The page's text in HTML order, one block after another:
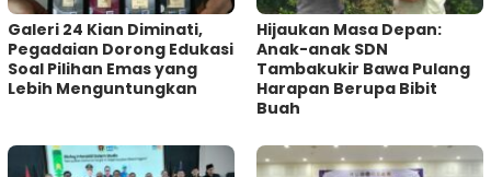
Galeri 24 Kian Diminati,
Pegadaian Dorong Edukasi
Soal Pilihan Emas yang
Lebih Menguntungkan
Hijaukan Masa Depan:
Anak-anak SDN
Tambakukir Bawa Pulang
Harapan Berupa Bibit
Buah